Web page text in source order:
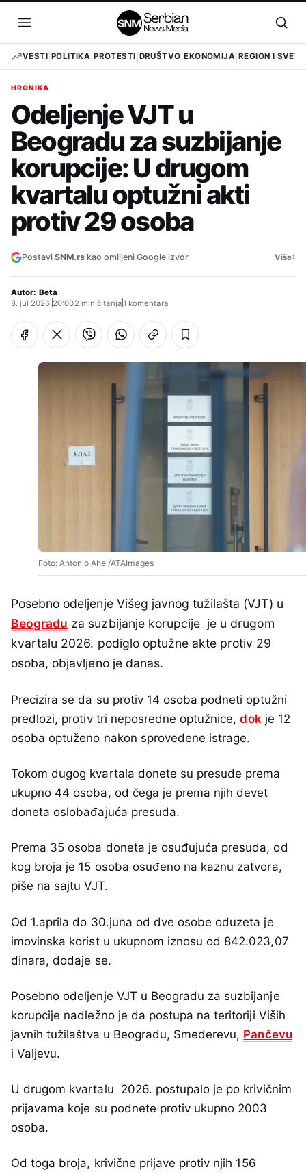
sadržaj
Otvori
meni
VESTI POLITIKA PROTESTI DRUŠTVO EKONOMIJA REGION I SVET
HRONIKA
Odeljenje VJT u
Beogradu za suzbijanje
korupcije: U drugom
kvartalu optužni akti
protiv 29 osoba
Postavi SNM.rs kao omiljeni Google izvor Više›
Autor: Beta
8. jul 2026.20:002 min čitanja1 komentara
Foto: Antonio Ahel/ATAImages
Posebno odeljenje Višeg javnog tužilašta (VJT) u
Beogradu za suzbijanje korupcije je u drugom
kvartalu 2026. podiglo optužne akte protiv 29
osoba, objavljeno je danas.
Precizira se da su protiv 14 osoba podneti optužni
predlozi, protiv tri neposredne optužnice,dokje 12
osoba optuženo nakon sprovedene istrage.
Tokom dugog kvartala donete su presude prema
ukupno 44 osoba, od čega je prema njih devet
doneta oslobađajuća presuda.
Prema 35 osoba doneta je osuđujuća presuda, od
kog broja je 15 osoba osuđeno na kaznu zatvora,
piše na sajtu VJT.
Od 1.aprila do 30.juna od dve osobe oduzeta je
imovinska korist u ukupnom iznosu od 842.023,07
dinara, dodaje se.
Posebno odeljenje VJT u Beogradu za suzbijanje
korupcije nadležno je da postupa na teritoriji Viših
javnih tužilaštva u Beogradu, Smederevu, Pančevu
i Valjevu.
U drugom kvartalu 2026. postupalo je po krivičnim
prijavama koje su podnete protiv ukupno 2003
osoba.
Od toga broja, krivične prijave protiv njih 156